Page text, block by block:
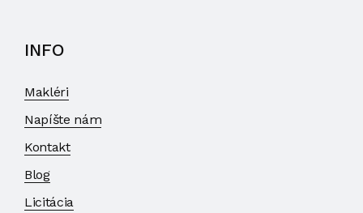
INFO
Makléri
Napíšte nám
Kontakt
Blog
Licitácia